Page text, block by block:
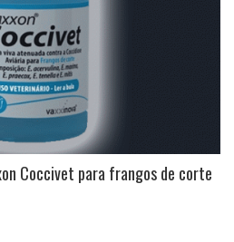
Coccivet para frangos de corte